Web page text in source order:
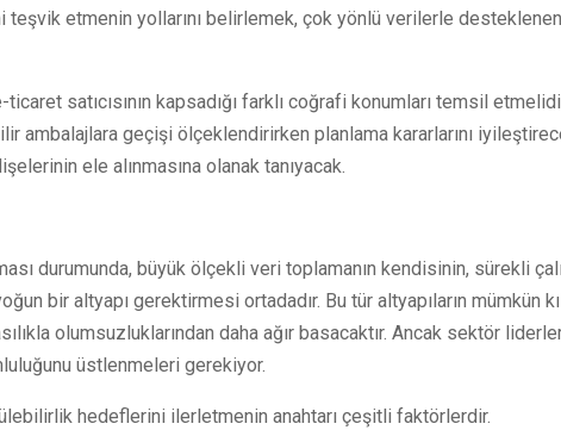
teşvik etmenin yollarını belirlemek, çok yönlü verilerle desteklenen
satıcısının kapsadığı farklı coğrafi konumları temsil
ambalajlara geçişi ölçeklendirirken planlama kararlarını
ele alınmasına olanak tanıyacak.
durumunda, büyük ölçekli veri toplamanın kendisinin, sürekli
bir altyapı gerektirmesi ortadadır. Bu tür altyapıların mümkün
olumsuzluklarından daha ağır basacaktır. Ancak sektör
üstlenmeleri gerekiyor.
hedeflerini ilerletmenin anahtarı çeşitli faktörlerdir.